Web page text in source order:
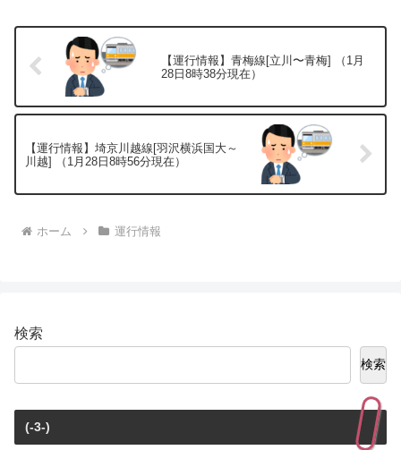
【運行情報】青梅線[立川〜青梅] （1月
28日8時38分現在）
【運行情報】埼京川越線[羽沢横浜国大～
川越] （1月28日8時56分現在）
ホーム 運行情報
検索
検索
(-3-)